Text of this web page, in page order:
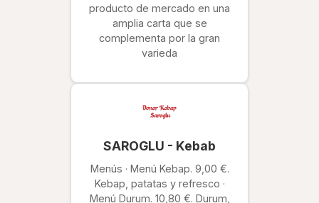
producto de mercado en una
amplia carta que se
complementa por la gran
varieda
SAROGLU - Kebab
Menús · Menú Kebap. 9,00 €.
Kebap, patatas y refresco ·
Menú Durum. 10,80 €. Durum,